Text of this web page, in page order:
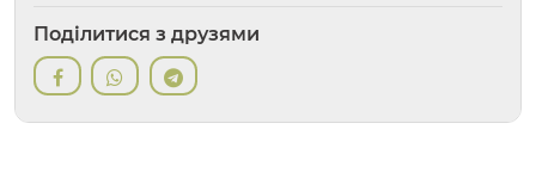
Поділитися з друзями